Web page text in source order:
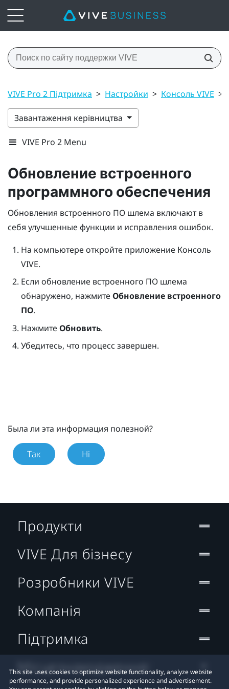
VIVE Pro 2 Підтримка > Настройки > Консоль VIVE >
Завантаження керівництва
VIVE Pro 2 Menu
Обновление встроенного
программного обеспечения
Обновления встроенного ПО шлема включают в
себя улучшенные функции и исправления ошибок.
На компьютере откройте приложение Консоль
VIVE.
Если обновление встроенного ПО шлема
обнаружено, нажмите Обновление встроенного
ПО.
Нажмите Обновить.
Убедитесь, что процесс завершен.
Была ли эта информация полезной?
Так Ні
This site uses cookies to optimize website functionality, analyze website
performance, and provide personalized experience and advertisement.
Продукти
VIVE Для бізнесу
Розробники VIVE
Компанія
Підтримка
Місцезнаходження: